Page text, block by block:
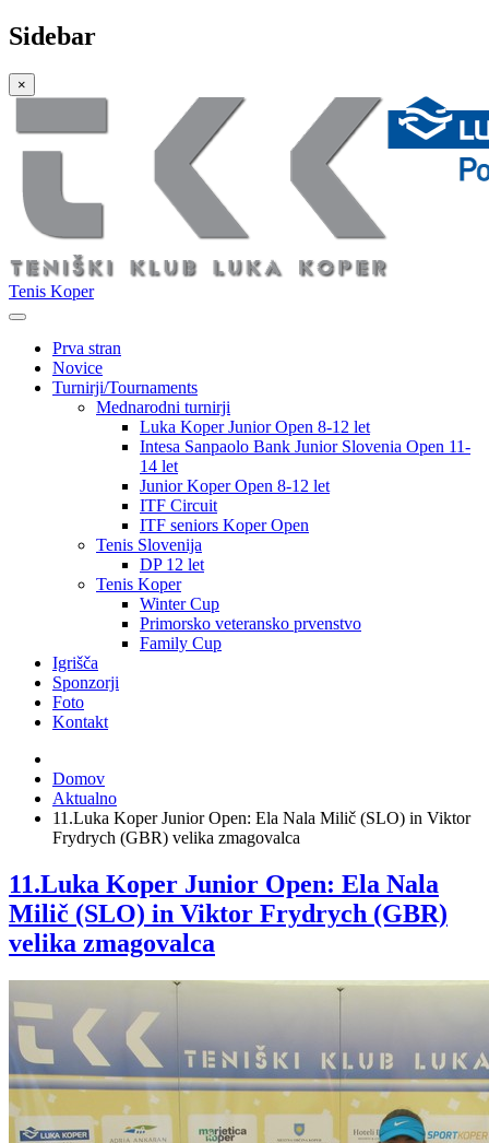
Sidebar
×
Tenis Koper
Prva stran
Novice
Turnirji/Tournaments
Mednarodni turnirji
Luka Koper Junior Open 8-12 let
Intesa Sanpaolo Bank Junior Slovenia Open 11-
14 let
Junior Koper Open 8-12 let
ITF Circuit
ITF seniors Koper Open
Tenis Slovenija
DP 12 let
Tenis Koper
Winter Cup
Primorsko veteransko prvenstvo
Family Cup
Igrišča
Sponzorji
Foto
Kontakt
Domov
Aktualno
11.Luka Koper Junior Open: Ela Nala Milič (SLO) in Viktor
Frydrych (GBR) velika zmagovalca
11.Luka Koper Junior Open: Ela Nala
Milič (SLO) in Viktor Frydrych (GBR)
velika zmagovalca